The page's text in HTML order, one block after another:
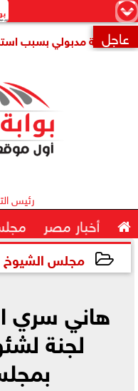
×عاجلمدبولي بسبب استمرار
رئيس
 أخبار مصر
مجلس الشيوخ
هاني سري
لجنة